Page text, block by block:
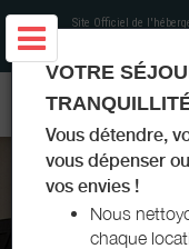
Site Officiel de
GÎTE
VOTRE
Vous détendre,
vous dépenser
vos envies !
Nous
chaque